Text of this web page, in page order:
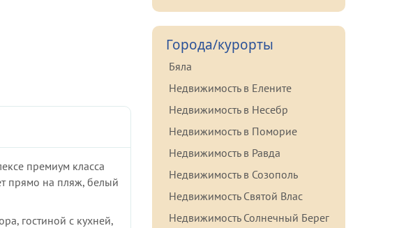
премиум класса
прямо на пляж, белый
гостиной с кухней,
Города/курорты
Бяла
Недвижимость в Елените
Недвижимость в Несебр
Недвижимость в Поморие
Недвижимость в Равда
Недвижимость в Созополь
Недвижимость Святой Влас
Недвижимость Солнечный Берег